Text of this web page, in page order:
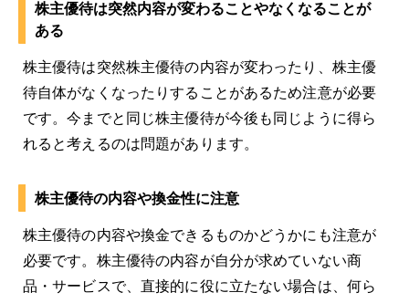
株主優待は突然内容が変わることやなくなることが
ある
株主優待は突然株主優待の内容が変わったり、株主優
待自体がなくなったりすることがあるため注意が必要
です。今までと同じ株主優待が今後も同じように得ら
れると考えるのは問題があります。
株主優待の内容や換金性に注意
株主優待の内容や換金できるものかどうかにも注意が
必要です。株主優待の内容が自分が求めていない商
品・サービスで、直接的に役に立たない場合は、何ら